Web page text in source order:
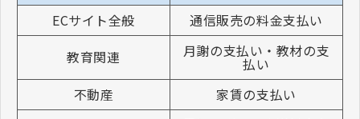
ECサイト全般
通信販売の料金支払い
教育関連
月謝の支払い・教材の支
払い
不動産
家賃の支払い